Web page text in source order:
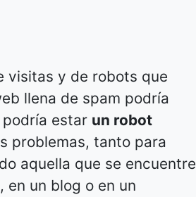
visitas y de robots que
llena de spam podría
estar un robot
problemas, tanto para
aquella que se encuentre
en un blog o en un